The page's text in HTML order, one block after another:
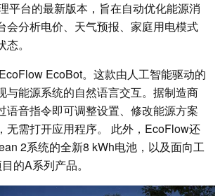
平台的最新版本，旨在自动优化能源消
会分析电价、天气预报、家庭用电模式
。
EcoBot。这款由人工智能驱动的
与能源系统的自然语言交互。据制造商
语音指令即可调整设置、修改能源方案
无需打开应用程序。 此外，EcoFlow还
2系统的全新8 kWh电池，以及面向工
的A系列产品。